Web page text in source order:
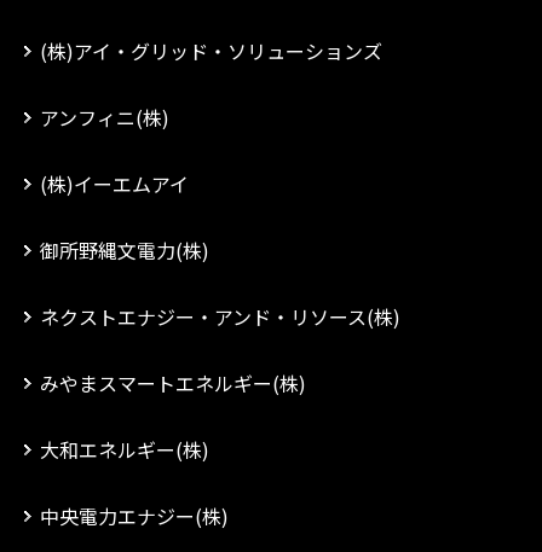
(株)アイ・グリッド・ソリューションズ
アンフィニ(株)
(株)イーエムアイ
御所野縄文電力(株)
ネクストエナジー・アンド・リソース(株)
みやまスマートエネルギー(株)
大和エネルギー(株)
中央電力エナジー(株)